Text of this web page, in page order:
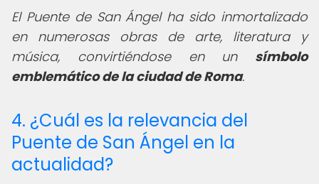
El Puente de San Ángel ha sido inmortalizado
en numerosas obras de arte, literatura y
música, convirtiéndose en un símbolo
emblemático de la ciudad de Roma.
4. ¿Cuál es la relevancia del
Puente de San Ángel en la
actualidad?